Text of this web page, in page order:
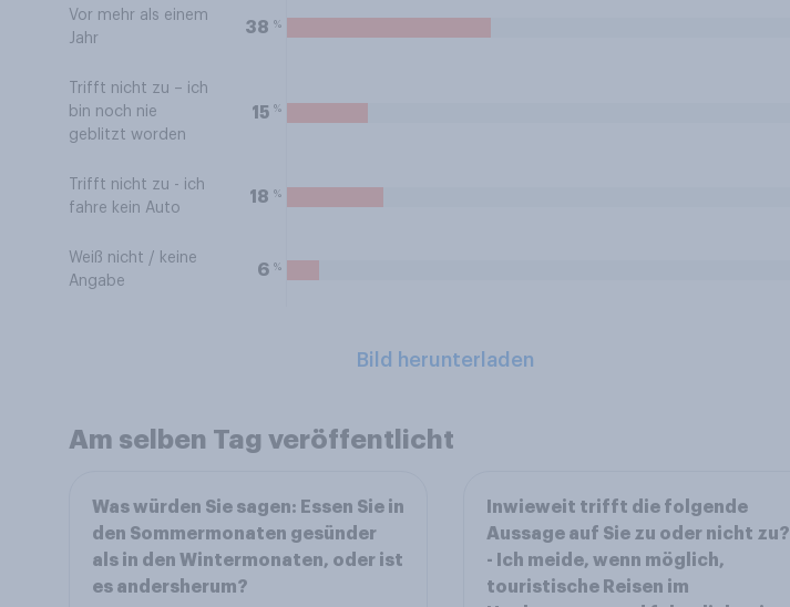
Vor mehr als einem
Jahr
38 %
Trifft nicht zu – ich
bin noch nie
geblitzt worden
15 %
Trifft nicht zu - ich
fahre kein Auto
18 %
Weiß nicht / keine
Angabe
6 %
Bild herunterladen
Am selben Tag veröffentlicht
Was würden Sie sagen: Essen Sie in
den Sommermonaten gesünder
als in den Wintermonaten, oder ist
es andersherum?
Inwieweit trifft die folgende
Aussage auf Sie zu oder nicht zu?
- Ich meide, wenn möglich,
touristische Reisen im